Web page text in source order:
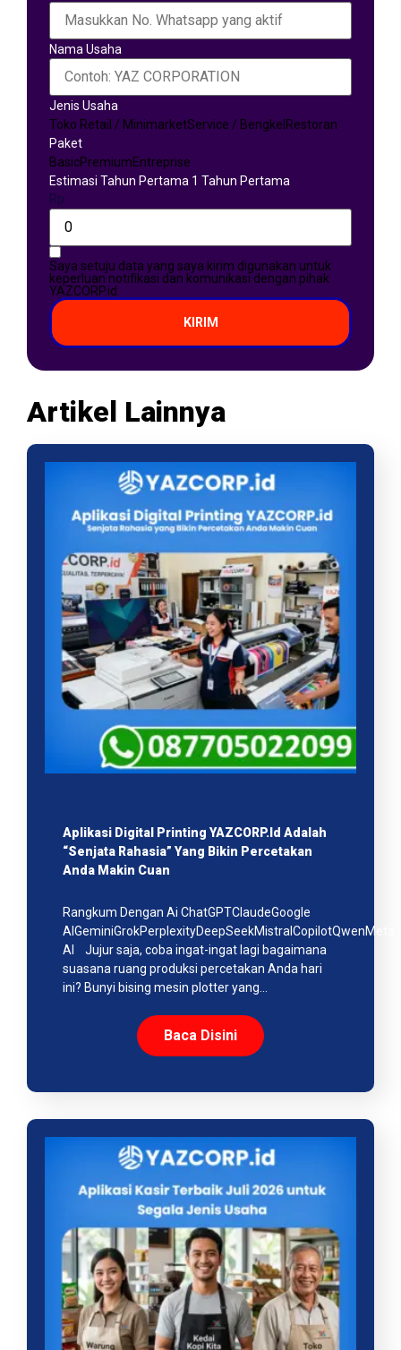
Nama Usaha
Jenis Usaha
Toko Retail / MinimarketService / Bengkel Restoran
Paket
BasicPremiumEntreprise
Estimasi Tahun Pertama 1 Tahun Pertama
Rp
Saya setuju data yang saya kirim digunakan untuk
keperluan notifikasi dan komunikasi dengan pihak
YAZCORP.id
KIRIM
Artikel Lainnya
Aplikasi Digital Printing YAZCORP.id Adalah
“Senjata Rahasia” Yang Bikin Percetakan
Anda Makin Cuan
Rangkum Dengan Ai ChatGPTClaudeGoogle
AIGeminiGrokPerplexityDeepSeekMistralCopilotQwenMeta
AI Jujur saja, coba ingat-ingat lagi bagaimana
suasana ruang produksi percetakan Anda hari
ini? Bunyi bising mesin plotter yang…
Baca Disini